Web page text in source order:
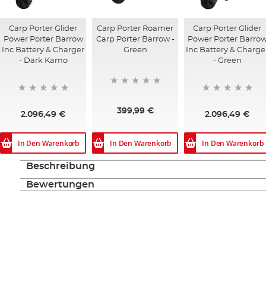
Carp Porter Glider
Power Porter Barrow
Inc Battery & Charger
- Dark Kamo
2.096,49 €
In Den Warenkorb
Carp Porter Roamer
Carp Porter Barrow -
Green
399,99 €
In Den Warenkorb
Carp Porter Glider
Power Porter
Inc Battery &
- Green
2.096,49 €
In Den Warenkorb
Beschreibung
Bewertungen